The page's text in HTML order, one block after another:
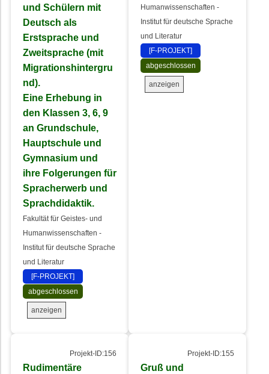
und Schülern mit
Deutsch als
Erstsprache und
Zweitsprache (mit
Migrationshintergru
nd).
Eine Erhebung in
den Klassen 3, 6, 9
an Grundschule,
Hauptschule und
Gymnasium und
ihre Folgerungen für
Spracherwerb und
Sprachdidaktik.
Fakultät für Geistes- und
Humanwissenschaften -
Institut für deutsche Sprache
und Literatur
[F-PROJEKT]
abgeschlossen
anzeigen
Humanwissenschaften -
Institut für deutsche Sprache
und Literatur
[F-PROJEKT]
abgeschlossen
anzeigen
Projekt-ID:156
Rudimentäre
Projekt-ID:155
Gruß und